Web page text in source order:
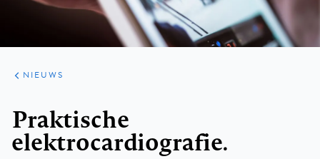
ARTIKELEN
HET
KORT
NIEUWS
Praktische
elektrocardiografie.